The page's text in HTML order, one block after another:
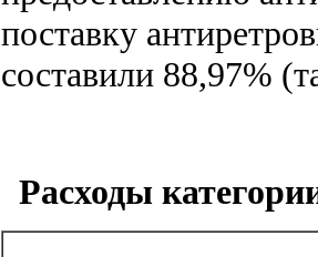
поставку
составили 88,97%
Расходы